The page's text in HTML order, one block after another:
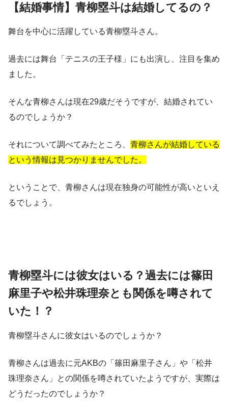
【結婚事情】青柳塁斗は結婚してるの？
舞台を中心に活躍している青柳塁斗さん。
過去には舞台「テニスの王子様」にも出演し、注目を集め
ました。
そんな青柳さんは現在29歳だそうですが、結婚されてい
るのでしょうか？
それについて調べてみたところ、 青柳さんが結婚している
という情報は見つかりませんでした。
ということで、青柳さんは現在独身の可能性が高いといえ
るでしょう。
青柳塁斗には彼女はいる？過去には篠田
麻里子や松井珠理奈とも関係を噂されて
いた！？
青柳塁斗さんに彼女はいるのでしょうか？
青柳さんは過去に元AKBの「篠田麻里子さん」や「松井
珠理奈さん」との関係を噂されていたようですが、実際は
どうだったのでしょうか？